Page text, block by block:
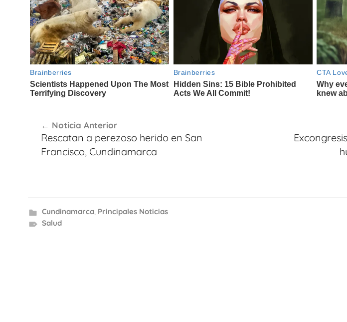
de
entradas
Noticia Anterior
Rescatan a perezoso herido en San
Francisco, Cundinamarca
Cundinamarca, Principales Noticias
Salud